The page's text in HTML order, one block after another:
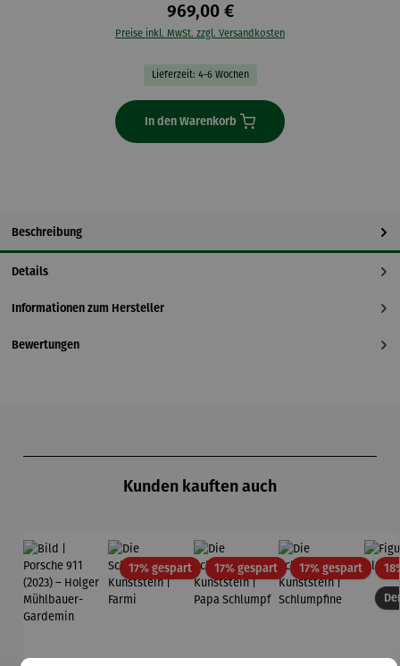
969,00 €
Preise inkl. MwSt. zzgl. Versandkosten
Lieferzeit: 4-6 Wochen
In den Warenkorb
Beschreibung
Details
Informationen zum Hersteller
Bewertungen
Kunden kauften auch
17% gespartRabatt17% gespartRabatt17% gespartRabatt